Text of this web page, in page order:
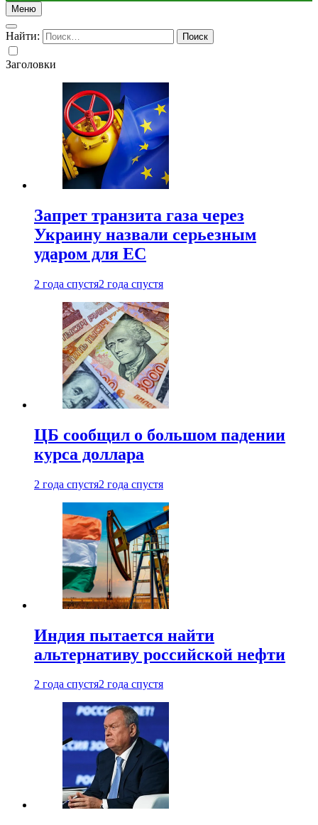
Меню
Найти:
Заголовки
Запрет транзита газа через
Украину назвали серьезным
ударом для ЕС
2 года спустя2 года спустя
ЦБ сообщил о большом падении
курса доллара
2 года спустя2 года спустя
Индия пытается найти
альтернативу российской нефти
2 года спустя2 года спустя